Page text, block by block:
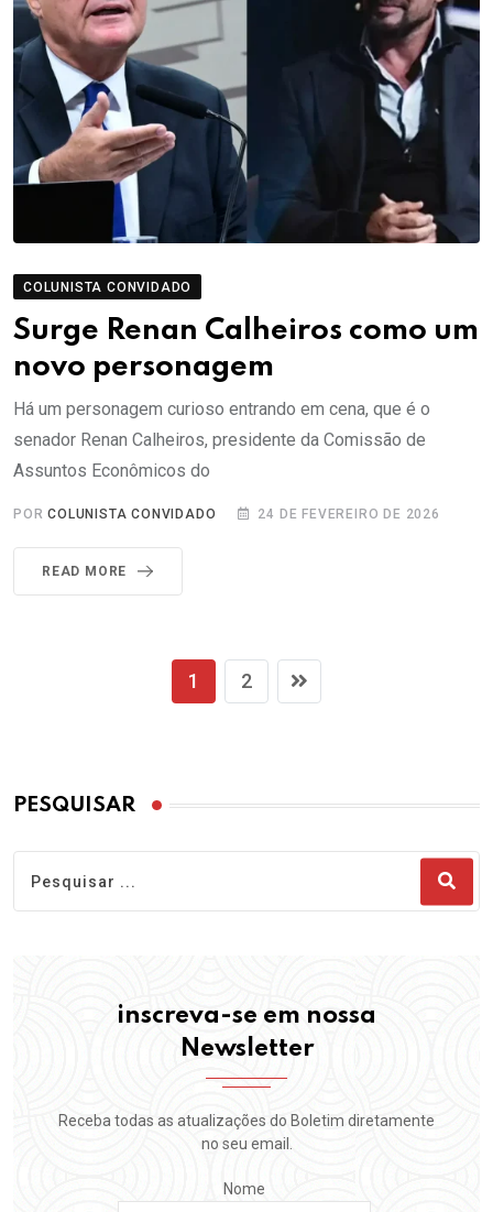
COLUNISTA CONVIDADO
Surge Renan Calheiros como um
novo personagem
Há um personagem curioso entrando em cena, que é o
senador Renan Calheiros, presidente da Comissão de
Assuntos Econômicos do
PORCOLUNISTA CONVIDADO 24 DE FEVEREIRO DE 2026
READ MORE
1 2
PESQUISAR
inscreva-se em nossa
Newsletter
Receba todas as atualizações do Boletim diretamente
no seu email.
Nome